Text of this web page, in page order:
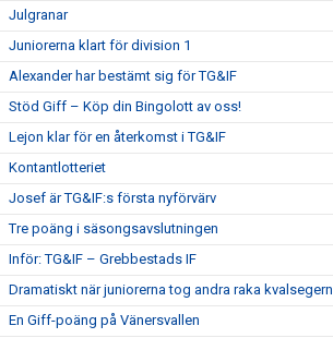
Julgranar
Juniorerna klart för division 1
Alexander har bestämt sig för TG&IF
Stöd Giff – Köp din Bingolott av oss!
Lejon klar för en återkomst i TG&IF
Kontantlotteriet
Josef är TG&IF:s första nyförvärv
Tre poäng i säsongsavslutningen
Inför: TG&IF – Grebbestads IF
Dramatiskt när juniorerna tog andra raka kvalsegern
En Giff-poäng på Vänersvallen